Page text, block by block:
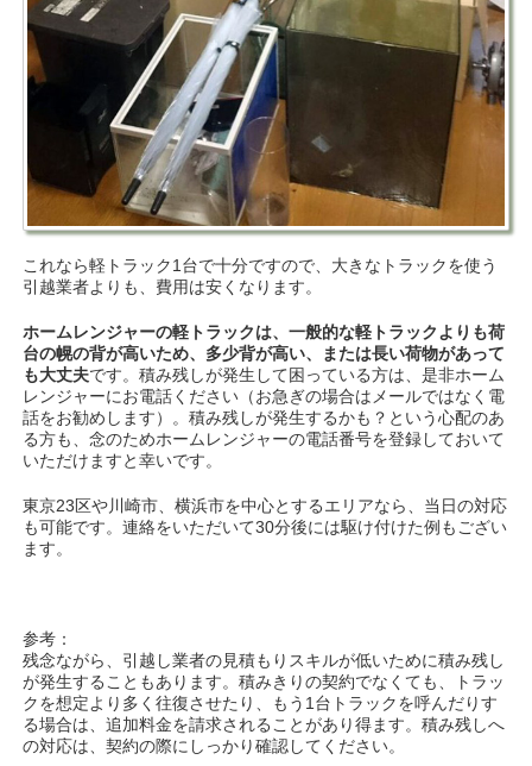
これなら軽トラック1台で十分ですので、大きなトラックを使う
引越業者よりも、費用は安くなります。
ホームレンジャーの軽トラックは、一般的な軽トラックよりも荷
台の幌の背が高いため、多少背が高い、または長い荷物があって
も大丈夫です。積み残しが発生して困っている方は、是非ホーム
レンジャーにお電話ください（お急ぎの場合はメールではなく電
話をお勧めします）。積み残しが発生するかも？という心配のあ
る方も、念のためホームレンジャーの電話番号を登録しておいて
いただけますと幸いです。
東京23区や川崎市、横浜市を中心とするエリアなら、当日の対応
も可能です。連絡をいただいて30分後には駆け付けた例もござい
ます。
参考：
残念ながら、引越し業者の見積もりスキルが低いために積み残し
が発生することもあります。積みきりの契約でなくても、トラッ
クを想定より多く往復させたり、もう1台トラックを呼んだりす
る場合は、追加料金を請求されることがあり得ます。積み残しへ
の対応は、契約の際にしっかり確認してください。